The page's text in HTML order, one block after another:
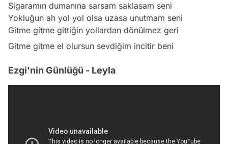
Sigaramın dumanına sarsam saklasam seni
Yokluğun ah yol yol olsa uzasa unutmam seni
Gitme gitme gittiğin yollardan dönülmez geri
Gitme gitme el olursun sevdiğim incitir beni
Ezgi'nin Günlüğü - Leyla